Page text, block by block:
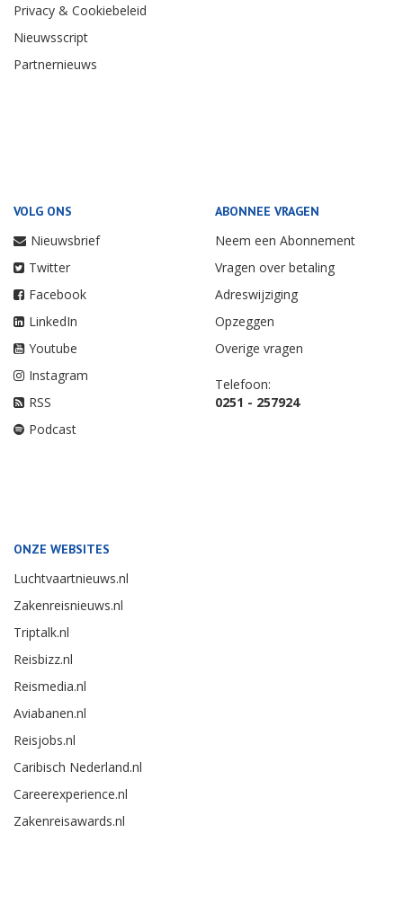
Privacy & Cookiebeleid
Nieuwsscript
Partnernieuws
VOLG ONS
Nieuwsbrief
Twitter
Facebook
LinkedIn
Youtube
Instagram
RSS
Podcast
ABONNEE VRAGEN
Neem een Abonnement
Vragen over betaling
Adreswijziging
Opzeggen
Overige vragen
Telefoon:
0251 - 257924
ONZE WEBSITES
Luchtvaartnieuws.nl
Zakenreisnieuws.nl
Triptalk.nl
Reisbizz.nl
Reismedia.nl
Aviabanen.nl
Reisjobs.nl
Caribisch Nederland.nl
Careerexperience.nl
Zakenreisawards.nl